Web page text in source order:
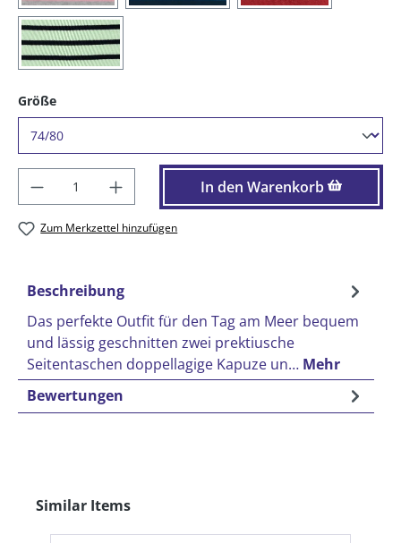
(86) lindgrün / blau
Größeauswählen
Produkt Anzahl: Gib den gewünschten
In den Warenkorb
Zum Merkzettel hinzufügen
Beschreibung
Das perfekte Outfit für den Tag am Meer bequem
und lässig geschnitten zwei prektiusche
Seitentaschen doppellagige Kapuze un… Mehr
Bewertungen
Produktgalerie überspringen
Similar Items